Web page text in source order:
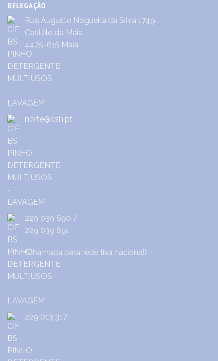
DELEGAÇÃO
Rua Augusto Nogueira da Silva 1749
Castêlo da Maia
4475-615 Maia
norte@csh.pt
229 039 690 /
229 039 691
(Chamada para rede fixa nacional)
229 013 317